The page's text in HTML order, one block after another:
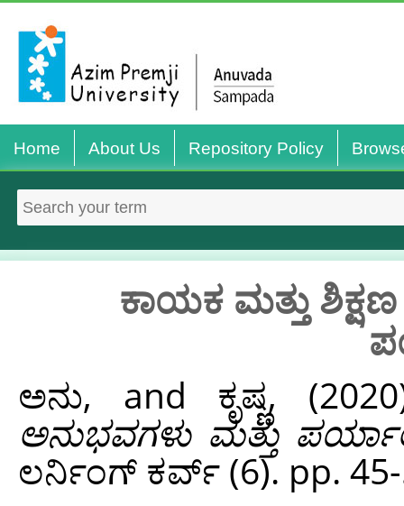
Home About Us Repository Policy
ಕಾಯಕ ಮತ್ತು
ಅನು, and ಕೃಷ್ಣ,
ಅನುಭವಗಳು ಮತ್ತು
ಲರ್ನಿಂಗ್ ಕರ್ವ್ (6). pp.